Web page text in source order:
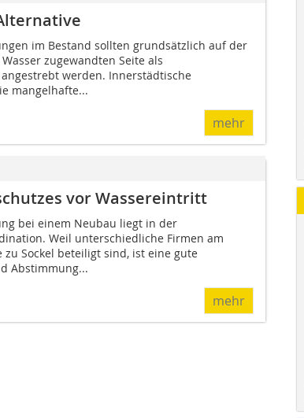
im Bestand sollten grundsätzlich auf der
zugewandten Seite als
werden. Innerstädtische
mangelhafte...
mehr
vor Wassereintritt
bei einem Neubau liegt in der
Weil unterschiedliche Firmen am
zu Sockel beteiligt sind, ist eine gute
Abstimmung...
mehr